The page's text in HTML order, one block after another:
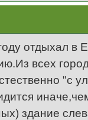
отдыхал в
всех
"с
здание